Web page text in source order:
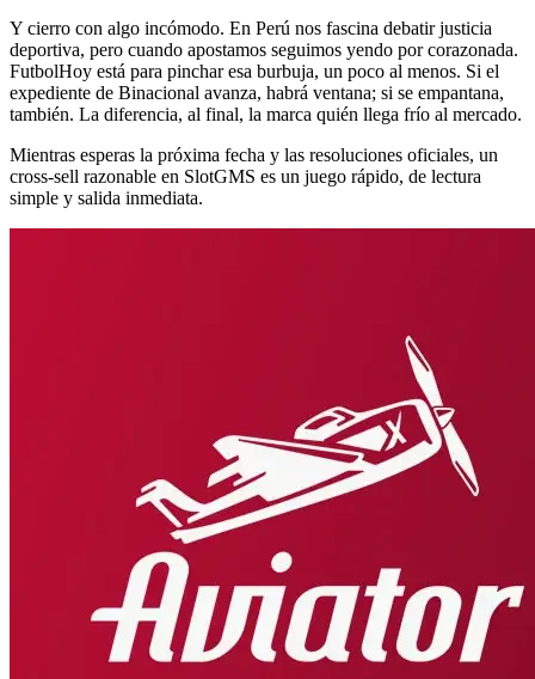
Y cierro con algo incómodo. En Perú nos fascina debatir justicia
deportiva, pero cuando apostamos seguimos yendo por corazonada.
FutbolHoy está para pinchar esa burbuja, un poco al menos. Si el
expediente de Binacional avanza, habrá ventana; si se empantana,
también. La diferencia, al final, la marca quién llega frío al mercado.
Mientras esperas la próxima fecha y las resoluciones oficiales, un
cross-sell razonable en SlotGMS es un juego rápido, de lectura
simple y salida inmediata.